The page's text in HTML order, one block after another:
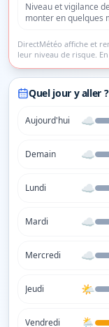
Niveau et vigilance
monter en quelques
DirectMétéo affiche et
leur niveau de risque.
Quel jour y aller ?
Aujourd'hui ☁️
Demain ☁️
Lundi ☁️
Mardi ☁️
Mercredi ☁️
Jeudi 🌤️
Vendredi 🌦️